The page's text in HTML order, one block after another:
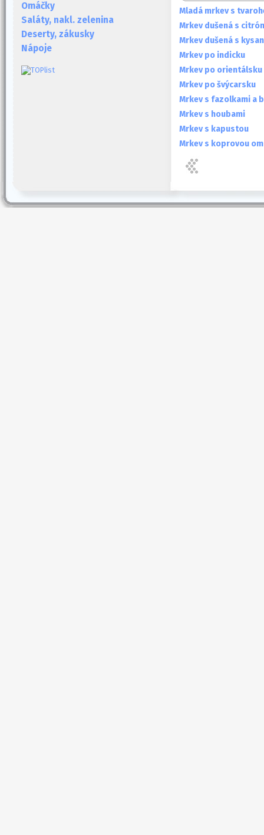
Omáčky
Saláty, nakl. zelenina
Deserty, zákusky
Nápoje
Mladá mrkev s
Mrkev dušená s
Mrkev dušená s
Mrkev po indicku
Mrkev po orientálsku
Mrkev po švýcarsku
Mrkev s fazolkami a
Mrkev s houbami
Mrkev s kapustou
Mrkev s koprovou